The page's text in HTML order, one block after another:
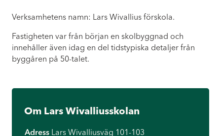
Verksamhetens namn: Lars Wivallius förskola.
Fastigheten var från början en skolbyggnad och
innehåller även idag en del tidstypiska detaljer från
byggåren på 50-talet.
Om Lars Wivalliusskolan
Adress Lars Wivalliusväg 101-103